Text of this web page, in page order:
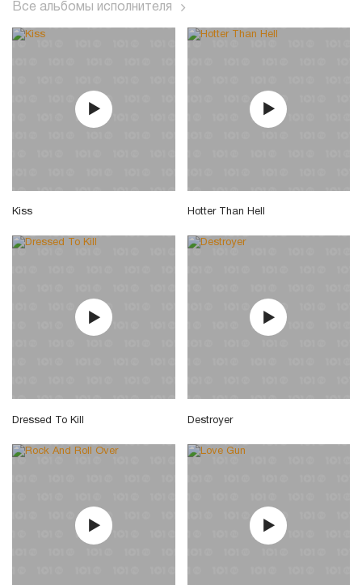
Все альбомы исполнителя
Kiss Hotter Than Hell
Dressed To Kill Destroyer